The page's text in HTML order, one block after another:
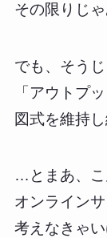
その限りじゃ
でも、そうじ
「アウトプ
図式を維持
…とまあ、
オンライン
考えなきゃ